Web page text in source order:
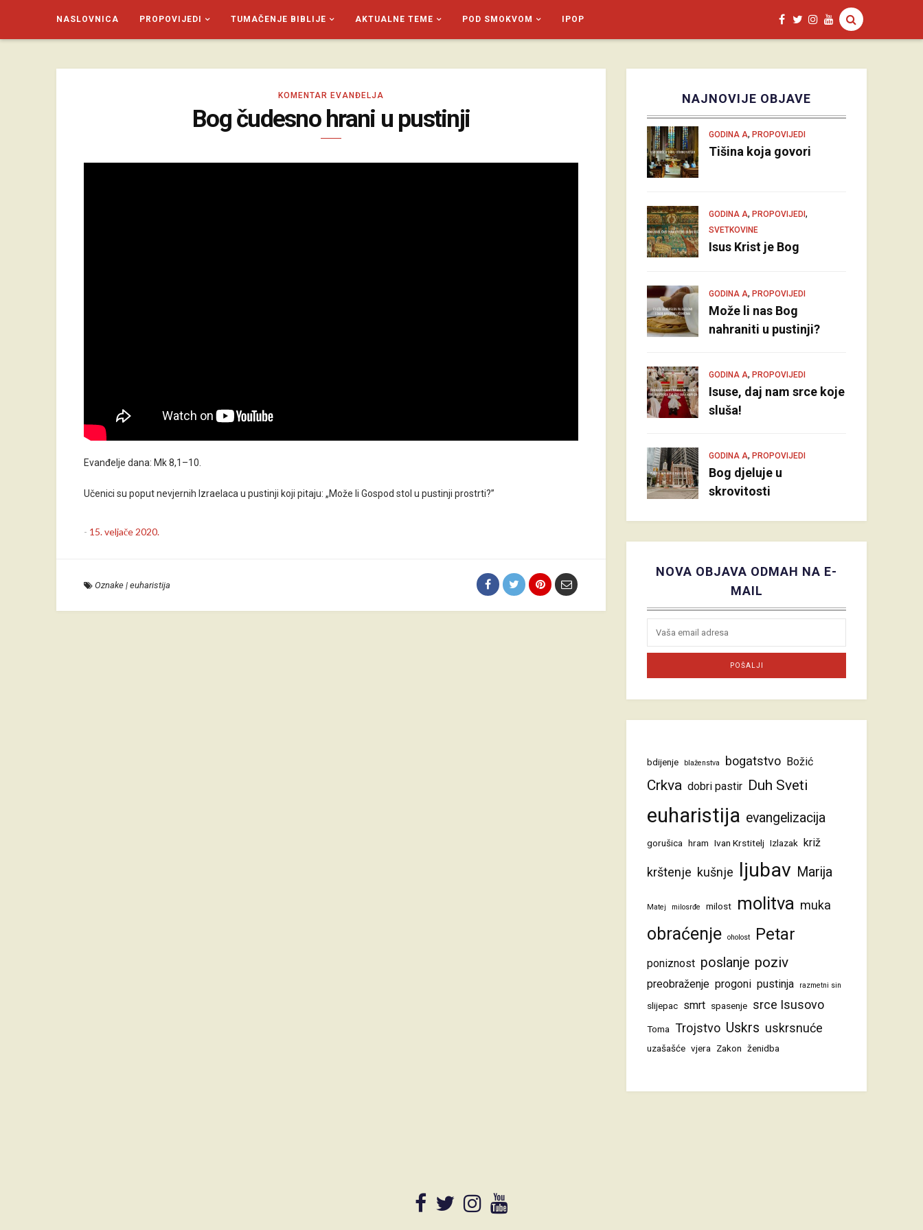
NASLOVNICA PROPOVIJEDI TUMAČENJE BIBLIJE AKTUALNE TEME POD SMOKVOM IPOP
KOMENTAR EVANĐELJA
Bog čudesno hrani u pustinji
Evanđelje dana: Mk 8,1–10.
Učenici su poput nevjernih Izraelaca u pustinji koji pitaju: „Može li Gospod stol u pustinji prostrti?”
- 15. veljače 2020.
Oznake | euharistija
NAJNOVIJE OBJAVE
GODINA A, PROPOVIJEDI
Tišina koja govori
GODINA A, PROPOVIJEDI ,
SVETKOVINE
Isus Krist je Bog
GODINA A, PROPOVIJEDI
Može li nas Bog
nahraniti u pustinji?
GODINA A, PROPOVIJEDI
Isuse, daj nam srce koje
sluša!
GODINA A, PROPOVIJEDI
Bog djeluje u
skrovitosti
NOVA OBJAVA ODMAH NA E-
MAIL
bdijenje blaženstva bogatstvo Božić
Crkva dobri pastir Duh Sveti
euharistija evangelizacija
gorušica hram Ivan Krstitelj Izlazak križ
krštenje kušnje ljubav Marija
Matej milosrđe milost molitva muka
obraćenje oholost Petar
poniznost poslanje poziv
preobraženje progoni pustinja razmetni sin
slijepac smrt spasenje srce Isusovo
Toma Trojstvo Uskrs uskrsnuće
uzašašće vjera Zakon ženidba